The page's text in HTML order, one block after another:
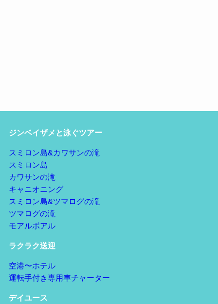
ジンベイザメと泳ぐツアー
スミロン島&カワサンの滝
スミロン島
カワサンの滝
キャニオニング
スミロン島&ツマログの滝
ツマログの滝
モアルボアル
ラクラク送迎
空港〜ホテル
運転手付き専用車チャーター
デイユース